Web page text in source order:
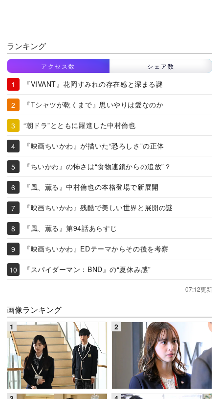
ランキング
アクセス数 シェア数
『VIVANT』花岡すみれの存在感と深まる謎
『Tシャツが乾くまで』思いやりは愛なのか
“朝ドラ”とともに躍進した中村倫也
『映画ちいかわ』が描いた“恐ろしさ”の正体
『ちいかわ』の怖さは“食物連鎖からの追放”？
『風、薫る』中村倫也の本格登場で新展開
『映画ちいかわ』残酷で美しい世界と展開の謎
『風、薫る』第94話あらすじ
『映画ちいかわ』EDテーマからその後を考察
『スパイダーマン：BND』の“夏休み感”
07:12更新
画像ランキング